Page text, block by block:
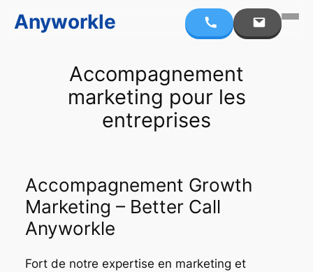
Anyworkle
Accompagnement
marketing pour les
entreprises
Accompagnement Growth
Marketing – Better Call
Anyworkle
Fort de notre expertise en marketing et